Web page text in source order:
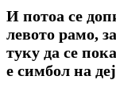
И потоа се
левото рамо,
туку да се
е симбол на